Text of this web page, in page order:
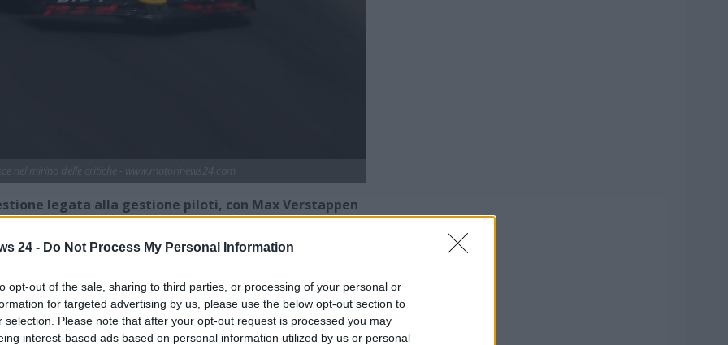
24 - Do Not Process My Personal Information
opt-out of the sale, sharing to third parties, or processing of your personal or
for targeted advertising by us, please use the below opt-out section to
selection. Please note that after your opt-out request is processed you may
interest-based ads based on personal information utilized by us or personal
legata alla gestione piloti, con Max Verstappen
apparsa fin troppo in difficoltà negli ultimi mesi.
non è stato avaro di spunti. La sensazione è che da
è previsto per dicembre, motivo per cui c’è ragione
di scena può rivelarsi decisivo, malgrado l’attuale
di saperne di più sull’introduzione del nuovo